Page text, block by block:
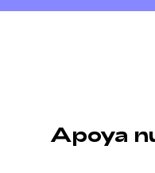
Apoya